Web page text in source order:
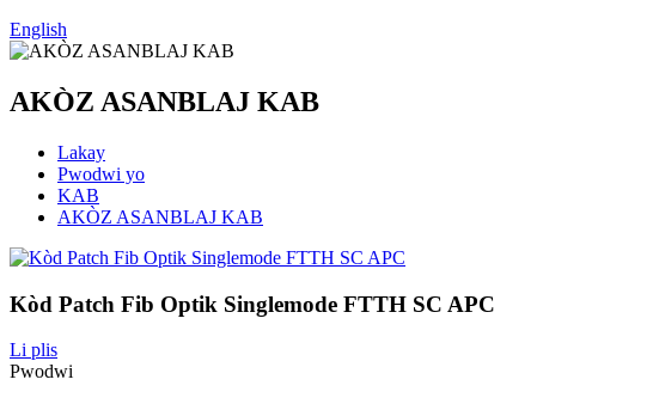
English
AKÒZ ASANBLAJ KAB
Lakay
Pwodwi yo
KAB
AKÒZ ASANBLAJ KAB
Kòd Patch Fib Optik Singlemode FTTH SC APC
Li plis
Pwodwi